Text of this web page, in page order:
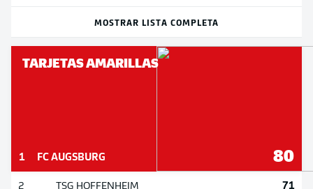
MOSTRAR LISTA COMPLETA
TARJETAS AMARILLAS
1 FC AUGSBURG 80
2 TSG HOFFENHEIM 71